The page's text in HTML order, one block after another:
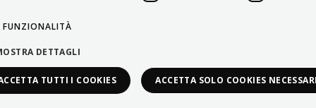
FUNZIONALITÀ
DETTAGLI
TUTTI I COOKIES ACCETTA SOLO COOKIES